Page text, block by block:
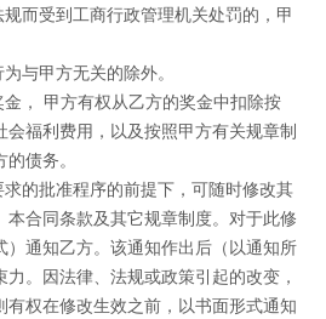
而受到工商行政管理机关处罚的，甲
与甲方无关的除外。
， 甲方有权从乙方的奖金中扣除按
福利费用，以及按照甲方有关规章制
债务。
的批准程序的前提下，可随时修改其
合同条款及其它规章制度。对于此修
通知乙方。该通知作出后（以通知所
。因法律、法规或政策引起的改变，
权在修改生效之前，以书面形式通知